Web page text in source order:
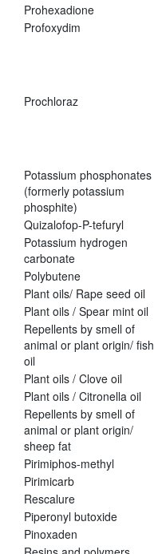
Prohexadione
Profoxydim
Prochloraz
Potassium phosphonates
(formerly potassium
phosphite)
Quizalofop-P-tefuryl
Potassium hydrogen
carbonate
Polybutene
Plant oils/ Rape seed oil
Plant oils / Spear mint oil
Repellents by smell of
animal or plant origin/ fish
oil
Plant oils / Clove oil
Plant oils / Citronella oil
Repellents by smell of
animal or plant origin/
sheep fat
Pirimiphos-methyl
Pirimicarb
Rescalure
Piperonyl butoxide
Pinoxaden